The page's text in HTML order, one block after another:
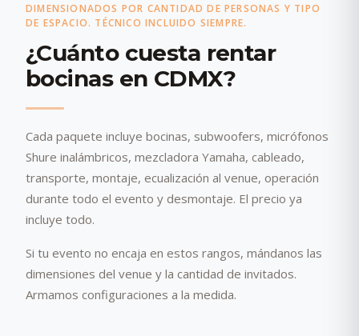
DIMENSIONADOS POR CANTIDAD DE PERSONAS Y TIPO
DE ESPACIO. TÉCNICO INCLUIDO SIEMPRE.
¿Cuánto cuesta rentar
bocinas en CDMX?
Cada paquete incluye bocinas, subwoofers, micrófonos
Shure inalámbricos, mezcladora Yamaha, cableado,
transporte, montaje, ecualización al venue, operación
durante todo el evento y desmontaje. El precio ya
incluye todo.
Si tu evento no encaja en estos rangos, mándanos las
dimensiones del venue y la cantidad de invitados.
Armamos configuraciones a la medida.